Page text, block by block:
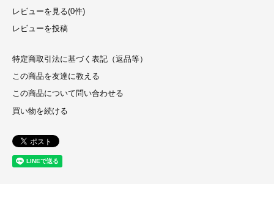
レビューを見る(0件)
レビューを投稿
特定商取引法に基づく表記（返品等）
この商品を友達に教える
この商品について問い合わせる
買い物を続ける